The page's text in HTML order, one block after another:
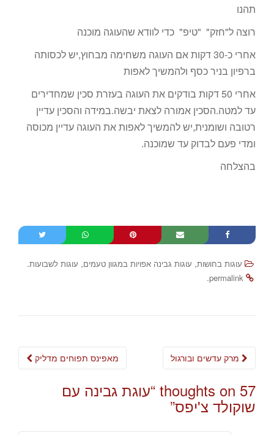
תהנו
רוצה ל"חזק" "טיפ" כדי לוודא שהעוגה מוכנה
אחרי כ-30 דקות אם העוגה משחימה מבחוץ,יש לכסותה
ברפיון בניר כסף ולהמשיך לאפות
אחרי 50 דקות בודקים את העוגה בעזרת סכין שמחדירים
עד למטה.הסכין אמורה לצאת יבשה.במידה והסכין עדיין
רטובה ושומנית,יש להמשיך לאפות את העוגה עדיין מכוסה
ומדי פעם לבדוק עד שמוכנה.
בהצלחה
עוגות בחושות, עוגות גבינה אפויות במגוון טעמים, עוגות לשבועות.
permalink
.
Post
מאפינס תפוחים מדליק
57 thoughts on “ עוגת גבינה עם
שוקולד צ'יפס”